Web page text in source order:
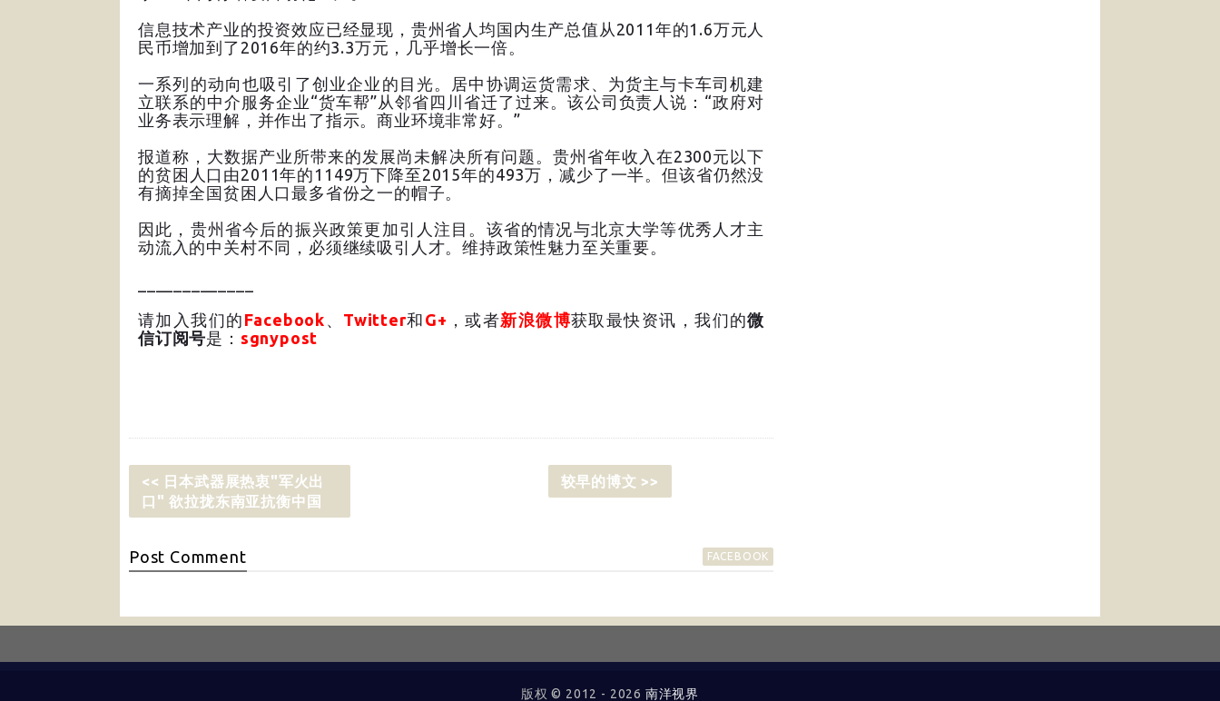
信息技术产业的投资效应已经显现，贵州省人均国内生产总值从2011年的1.6万元人
民币增加到了2016年的约3.3万元，几乎增长一倍。
一系列的动向也吸引了创业企业的目光。居中协调运货需求、为货主与卡车司机建
立联系的中介服务企业“货车帮”从邻省四川省迁了过来。该公司负责人说：“政府对
业务表示理解，并作出了指示。商业环境非常好。”
报道称，大数据产业所带来的发展尚未解决所有问题。贵州省年收入在2300元以下
的贫困人口由2011年的1149万下降至2015年的493万，减少了一半。但该省仍然没
有摘掉全国贫困人口最多省份之一的帽子。
因此，贵州省今后的振兴政策更加引人注目。该省的情况与北京大学等优秀人才主
动流入的中关村不同，必须继续吸引人才。维持政策性魅力至关重要。
请加入我们的 Facebook 、 Twitter和 G+ ，或者新浪微博获取最快资讯，我们的微
信订阅号是： sgnypost
<< 日本武器展热衷"军火出
口" 欲拉拢东南亚抗衡中国
较早的博文 >>
Post Comment FACEBOOK
版权 © 2012 - 2026 南洋视界